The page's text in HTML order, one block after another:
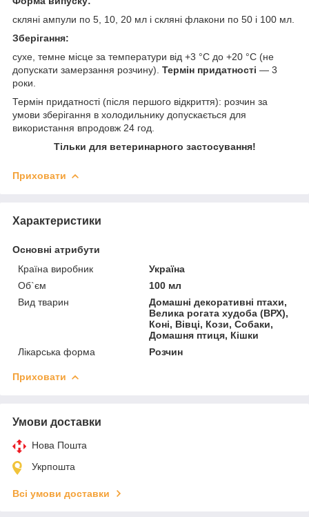
скляні ампули по 5, 10, 20 мл і скляні флакони по 50 і 100 мл.
Зберігання:
сухе, темне місце за температури від +3 °C до +20 °C (не
допускати замерзання розчину). Термін придатності — 3
роки.
Термін придатності (після першого відкриття): розчин за
умови зберігання в холодильнику допускається для
використання впродовж 24 год.
Тільки для ветеринарного застосування!
Приховати
Характеристики
Основні атрибути
Країна виробник
Україна
Об`єм
100 мл
Вид тварин
Домашні декоративні птахи,
Велика рогата худоба (ВРХ),
Коні, Вівці, Кози, Собаки,
Домашня птиця, Кішки
Лікарська форма
Розчин
Приховати
Умови доставки
Нова Пошта
Укрпошта
Всі умови доставки